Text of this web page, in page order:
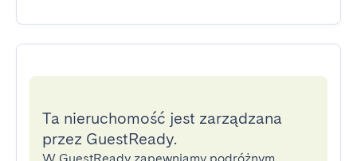
Ta nieruchomość jest zarządzana
przez GuestReady.